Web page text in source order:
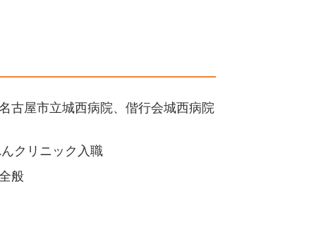
古屋市立城西病院、偕行会城西病院
クリニック入職
般